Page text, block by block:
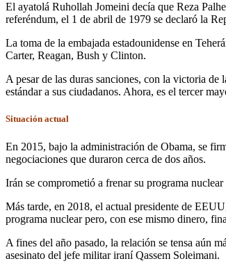
El ayatolá Ruhollah Jomeini decía que Reza
referéndum, el 1 de abril de 1979 se declaró la
La toma de la embajada estadounidense en
Carter, Reagan, Bush y Clinton.
A pesar de las duras sanciones, con la victoria
estándar a sus ciudadanos. Ahora, es el tercer
Situación actual
En 2015, bajo la administración de Obama, se
negociaciones que duraron cerca de dos años.
Irán se comprometió a frenar su programa
Más tarde, en 2018, el actual presidente de
programa nuclear pero, con ese mismo dinero,
A fines del año pasado, la relación se tensa aún
asesinato del jefe militar iraní Qassem Soleimani.